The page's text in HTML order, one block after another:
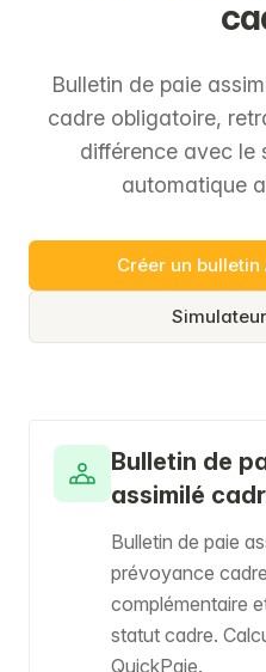
Bulletin de paie
cadre obligatoire,
différence avec le
automatique
Créer un
Bulletin de
assimilé
Bulletin de paie
prévoyance
complémentaire
statut cadre.
QuickPaie.